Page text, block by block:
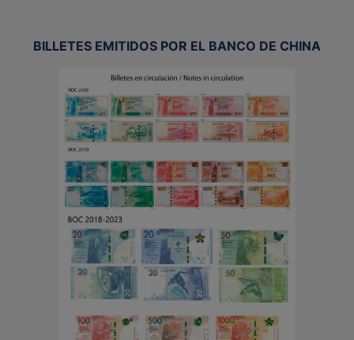
BILLETES EMITIDOS POR EL BANCO DE CHINA